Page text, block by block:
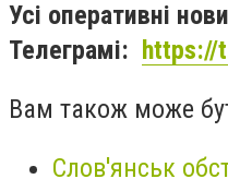
Усі оперативні
Телеграмі:
https://
Вам також може
Слов'янськ